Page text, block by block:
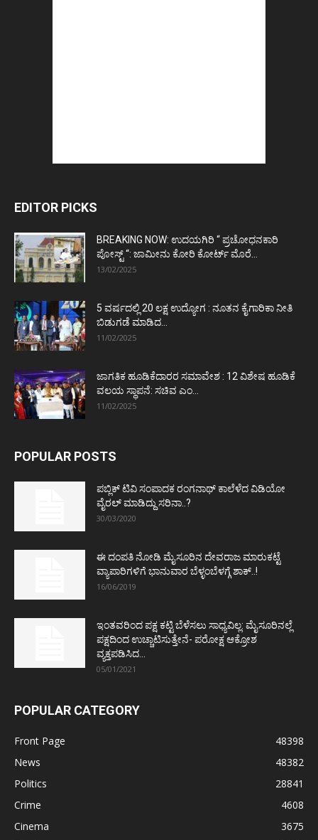
EDITOR PICKS
BREAKING NOW: ಉದಯಗಿರಿ “ ಪ್ರಚೋಧನಕಾರಿ
ಪೋಸ್ಟ್‌ “: ಜಾಮೀನು ಕೋರಿ ಕೋರ್ಟ್‌ ಮೊರೆ...
13/02/2025
5 ವರ್ಷದಲ್ಲಿ 20 ಲಕ್ಷ ಉದ್ಯೋಗ : ನೂತನ ಕೈಗಾರಿಕಾ ನೀತಿ
ಬಿಡುಗಡೆ ಮಾಡಿದ...
11/02/2025
ಜಾಗತಿಕ ಹೂಡಿಕೆದಾರರ ಸಮಾವೇಶ : 12 ವಿಶೇಷ ಹೂಡಿಕೆ
ವಲಯ ಸ್ಥಾಪನೆ: ಸಚಿವ ಎಂ...
11/02/2025
POPULAR POSTS
ಪಬ್ಲಿಕ್ ಟಿವಿ ಸಂಪಾದಕ ರಂಗನಾಥ್ ಕಾಲೆಳೆದ ವಿಡಿಯೋ
ವೈರಲ್ ಮಾಡಿದ್ದು ಸರಿನಾ..?
30/03/2020
ಈ ದಂಪತಿ ನೋಡಿ ಮೈಸೂರಿನ ದೇವರಾಜ ಮಾರುಕಟ್ಟೆ
ವ್ಯಾಪಾರಿಗಳಿಗೆ ಭಾನುವಾರ ಬೆಳ್ಳಂಬೆಳಗ್ಗೆ ಶಾಕ್..!
16/06/2019
ಇಂತವರಿಂದ ಪಕ್ಷ ಕಟ್ಟಿ ಬೆಳೆಸಲು ಸಾಧ್ಯವಿಲ್ಲ: ಮೈಸೂರಿನಲ್ಲೆ
ಪಕ್ಷದಿಂದ ಉಚ್ಚಾಟಿಸುತ್ತೇನೆ- ಪರೋಕ್ಷ ಆಕ್ರೋಶ
ವ್ಯಕ್ತಪಡಿಸಿದ...
05/01/2021
POPULAR CATEGORY
Front Page
48398
News
48382
Politics
28841
Crime
4608
Cinema
3675